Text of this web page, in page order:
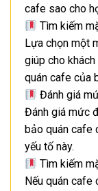
cafe sao cho
Tìm kiếm
Lựa chọn một
giúp cho
quán cafe của
Đánh giá
Đánh giá mức
bảo quán cafe
yếu tố này.
Tìm kiếm
Nếu quán cafe